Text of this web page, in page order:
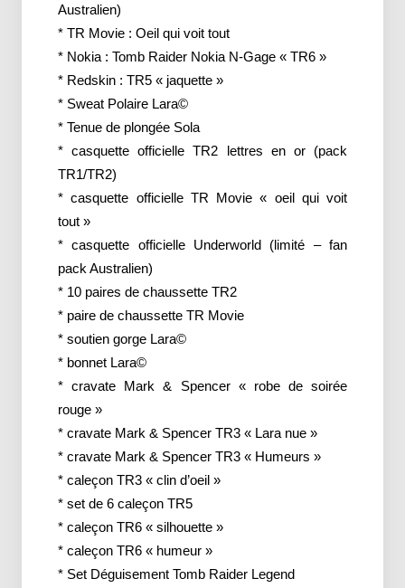
Australien)
* TR Movie : Oeil qui voit tout
* Nokia : Tomb Raider Nokia N-Gage « TR6 »
* Redskin : TR5 « jaquette »
* Sweat Polaire Lara©
* Tenue de plongée Sola
* casquette officielle TR2 lettres en or (pack
TR1/TR2)
* casquette officielle TR Movie « oeil qui voit
tout »
* casquette officielle Underworld (limité – fan
pack Australien)
* 10 paires de chaussette TR2
* paire de chaussette TR Movie
* soutien gorge Lara©
* bonnet Lara©
* cravate Mark & Spencer « robe de soirée
rouge »
* cravate Mark & Spencer TR3 « Lara nue »
* cravate Mark & Spencer TR3 « Humeurs »
* caleçon TR3 « clin d’oeil »
* set de 6 caleçon TR5
* caleçon TR6 « silhouette »
* caleçon TR6 « humeur »
* Set Déguisement Tomb Raider Legend